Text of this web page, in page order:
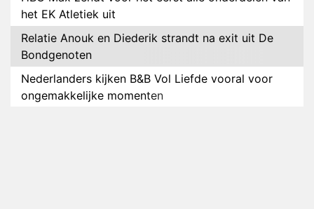
het EK Atletiek uit
Relatie Anouk en Diederik strandt na exit uit De
Bondgenoten
Nederlanders kijken B&B Vol Liefde vooral voor
ongemakkelijke momenten